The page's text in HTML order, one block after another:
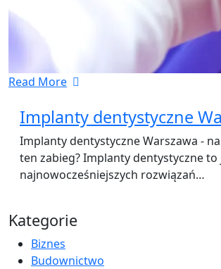
Read More
Implanty dentystyczne
Implanty dentystyczne Warszawa -
ten zabieg? Implanty dentystyczne to
najnowocześniejszych rozwiązań…
Kategorie
Biznes
Budownictwo